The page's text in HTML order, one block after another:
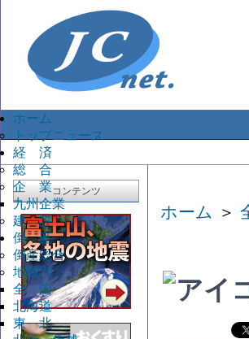
ホーム
トップニュース
経 済
総 合
企 業
九州企業
建 設
倒 産
倒産総合
地域別
全 国
北海道
東 北
コンテンツ
ホーム ＞